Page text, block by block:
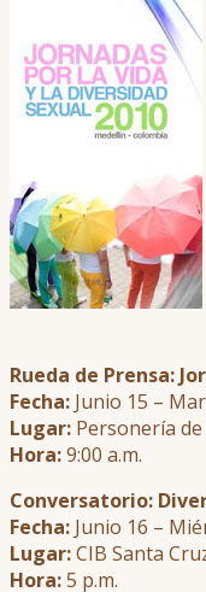
Rueda de Prensa:
Fecha: Junio 15 –
Lugar: Personería
Hora:9:00 a.m.
Conversatorio:
Fecha: Junio 16 –
Lugar:CIB Santa
Hora:5 p.m.